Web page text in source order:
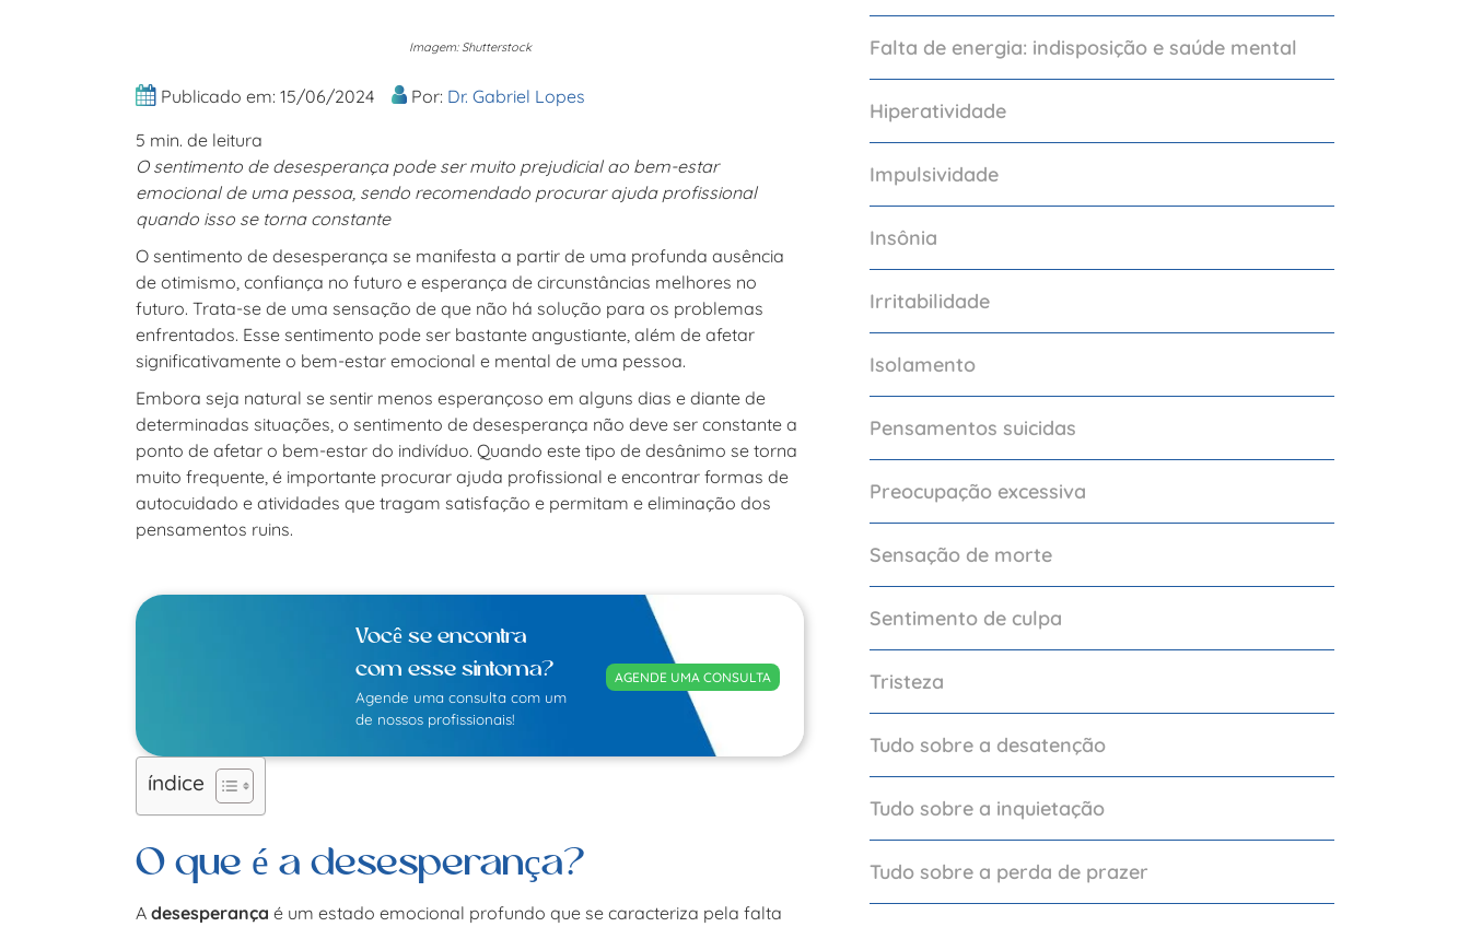
Imagem: Shutterstock
Publicado em: 15/06/2024 Por: Dr. Gabriel Lopes
5 min. de leitura
O sentimento de desesperança pode ser muito prejudicial ao bem-estar
emocional de uma pessoa, sendo recomendado procurar ajuda profissional
quando isso se torna constante
O sentimento de desesperança se manifesta a partir de uma profunda ausência
de otimismo, confiança no futuro e esperança de circunstâncias melhores no
futuro. Trata-se de uma sensação de que não há solução para os problemas
enfrentados. Esse sentimento pode ser bastante angustiante, além de afetar
significativamente o bem-estar emocional e mental de uma pessoa.
Embora seja natural se sentir menos esperançoso em alguns dias e diante de
determinadas situações, o sentimento de desesperança não deve ser constante a
ponto de afetar o bem-estar do indivíduo. Quando este tipo de desânimo se torna
muito frequente, é importante procurar ajuda profissional e encontrar formas de
autocuidado e atividades que tragam satisfação e permitam e eliminação dos
pensamentos ruins.
Você se encontra
com esse sintoma?
Agende uma consulta com um
de nossos profissionais!
AGENDE UMA CONSULTA
índice
O que é a desesperança?
A desesperança é um estado emocional profundo que se caracteriza pela falta
Falta de energia: indisposição e saúde mental
Hiperatividade
Impulsividade
Insônia
Irritabilidade
Isolamento
Pensamentos suicidas
Preocupação excessiva
Sensação de morte
Sentimento de culpa
Tristeza
Tudo sobre a desatenção
Tudo sobre a inquietação
Tudo sobre a perda de prazer